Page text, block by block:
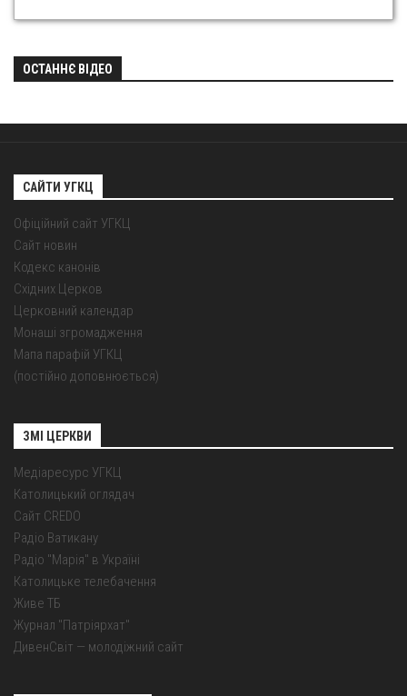
ОСТАННЄ ВІДЕО
САЙТИ УГКЦ
Офіційний сайт УГКЦ
Сайт новин
Кодекс канонів
Східних Церков
Церковний календар
Монаші згромадження
Мапа парафій УГКЦ
(постійно доповнюється)
ЗМІ ЦЕРКВИ
Медіаресурс УГКЦ
Католицький оглядач
Сайт CREDO
Радіо Ватикану
Радіо "Марія" в Україні
Католицьке телебачення
Живе ТБ
Журнал "Патріярхат"
ДивенСвіт — молодіжний сайт